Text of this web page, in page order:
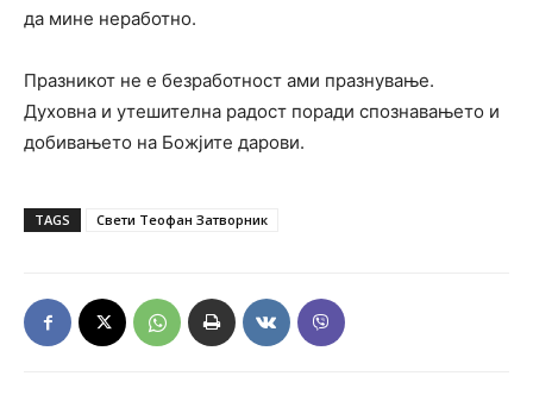
да мине неработно.
Празникот не е безработност ами празнување.
Духовна и утешителна радост поради спознавањето и
добивањето на Божјите дарови.
TAGS Свети Теофан Затворник